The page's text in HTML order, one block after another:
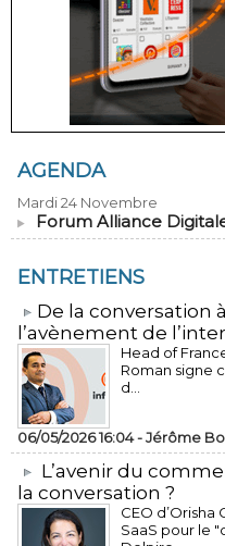
AGENDA
Mardi 24 Novembre
Forum Alliance
ENTRETIENS
​De la conversation
l’avènement de
Head of
Roman signe
d...
06/05/2026 16:04 -Jérôme
L’avenir du
la conversation ?
CEO
SaaS pour le